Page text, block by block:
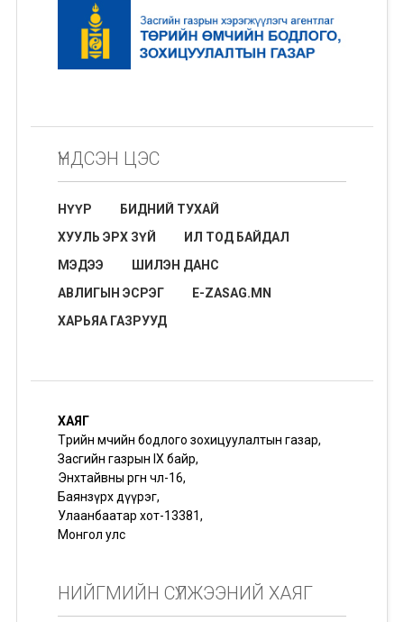
ҮНДСЭН ЦЭС
НҮҮР
БИДНИЙ ТУХАЙ
ХУУЛЬ ЭРХ ЗҮЙ
ИЛ ТОД БАЙДАЛ
МЭДЭЭ
ШИЛЭН ДАНС
АВЛИГЫН ЭСРЭГ
E-ZASAG.MN
ХАРЬЯА ГАЗРУУД
ХАЯГ
Төрийн өмчийн бодлого зохицуулалтын газар,
Засгийн газрын IX байр,
Энхтайвны өргөн чөлөө-16,
Баянзүрх дүүрэг,
Улаанбаатар хот-13381,
Монгол улс
НИЙГМИЙН СҮЛЖЭЭНИЙ ХАЯГ